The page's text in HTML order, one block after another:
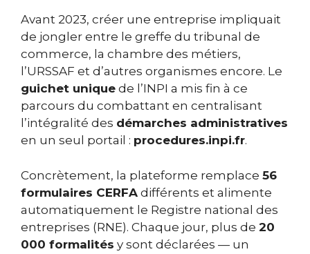
Avant 2023, créer une entreprise impliquait
de jongler entre le greffe du tribunal de
commerce, la chambre des métiers,
l’URSSAF et d’autres organismes encore. Le
guichet unique de l’INPI a mis fin à ce
parcours du combattant en centralisant
l’intégralité des démarches administratives
en un seul portail : procedures.inpi.fr.
Concrètement, la plateforme remplace 56
formulaires CERFA différents et alimente
automatiquement le Registre national des
entreprises (RNE). Chaque jour, plus de 20
000 formalités y sont déclarées — un